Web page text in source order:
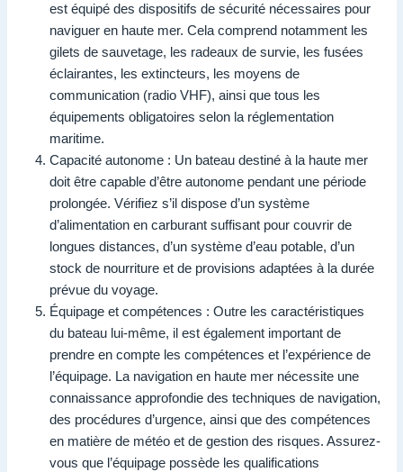
est équipé des dispositifs de sécurité nécessaires pour
naviguer en haute mer. Cela comprend notamment les
gilets de sauvetage, les radeaux de survie, les fusées
éclairantes, les extincteurs, les moyens de
communication (radio VHF), ainsi que tous les
équipements obligatoires selon la réglementation
maritime.
Capacité autonome : Un bateau destiné à la haute mer
doit être capable d’être autonome pendant une période
prolongée. Vérifiez s’il dispose d’un système
d’alimentation en carburant suffisant pour couvrir de
longues distances, d’un système d’eau potable, d’un
stock de nourriture et de provisions adaptées à la durée
prévue du voyage.
Équipage et compétences : Outre les caractéristiques
du bateau lui-même, il est également important de
prendre en compte les compétences et l’expérience de
l’équipage. La navigation en haute mer nécessite une
connaissance approfondie des techniques de navigation,
des procédures d’urgence, ainsi que des compétences
en matière de météo et de gestion des risques. Assurez-
vous que l’équipage possède les qualifications